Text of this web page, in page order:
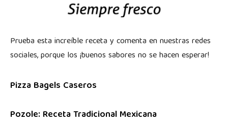
Prueba esta increíble receta y comenta en nuestras redes
sociales, porque los ¡buenos sabores no se hacen esperar!
Pizza Bagels Caseros
Pozole: Receta Tradicional Mexicana